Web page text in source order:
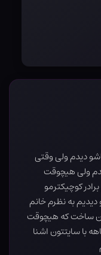
فیلماشو دیدم ولی وقتی
ولی هیچوقت
کوچیکترمو
به نظرم خانم
ساخت که هیچوقت
با سایتتون اشنا